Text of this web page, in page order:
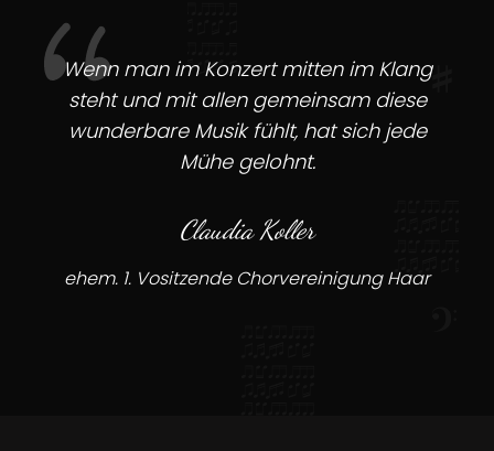
Wenn man im Konzert mitten im Klang
steht und mit allen gemeinsam diese
wunderbare Musik fühlt, hat sich jede
Mühe gelohnt.
Claudia Koller
ehem. 1. Vositzende Chorvereinigung Haar